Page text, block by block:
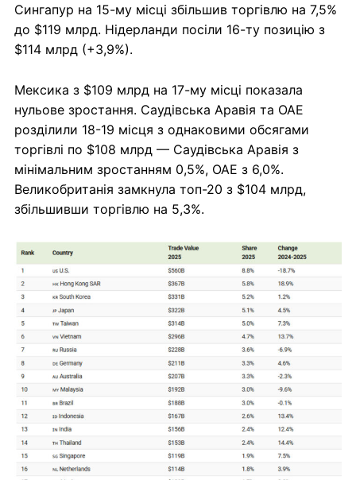
Сингапур на 15-му місці збільшив торгівлю на 7,5%
до $119 млрд. Нідерланди посіли 16-ту позицію з
$114 млрд (+3,9%).
Мексика з $109 млрд на 17-му місці показала
нульове зростання. Саудівська Аравія та ОАЕ
розділили 18-19 місця з однаковими обсягами
торгівлі по $108 млрд — Саудівська Аравія з
мінімальним зростанням 0,5%, ОАЕ з 6,0%.
Великобританія замкнула топ-20 з $104 млрд,
збільшивши торгівлю на 5,3%.